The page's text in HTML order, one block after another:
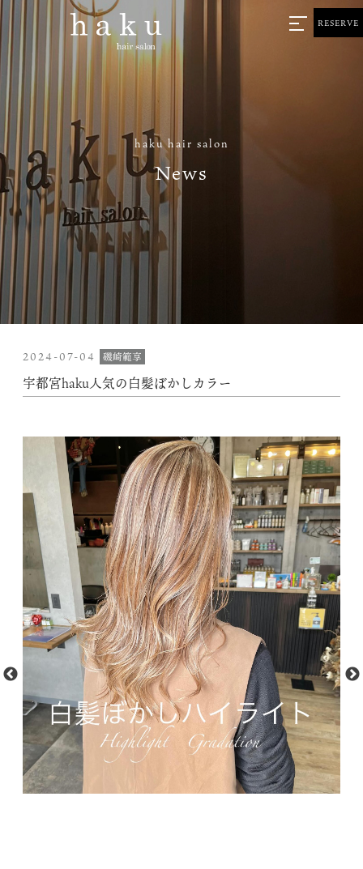
haku hair salon
News
RESERVE
2024-07-04 磯崎範享
宇都宮haku人気の白髪ぼかしカラー
動
画
プ
レ
ー
ヤ
ー